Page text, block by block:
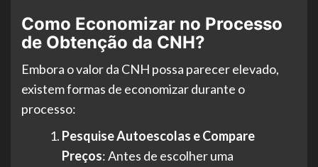
Como Economizar no Processo
de Obtenção da CNH?
Embora o valor da CNH possa parecer elevado,
existem formas de economizar durante o
processo:
Pesquise Autoescolas e Compare
Preços: Antes de escolher uma